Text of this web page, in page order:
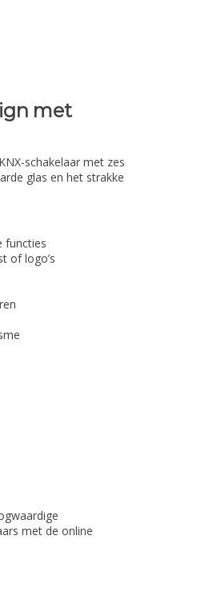
met
schakelaar met zes
glas en het strakke
functies
of logo’s
met de online